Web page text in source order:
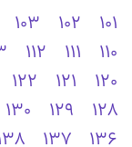
101
102
103
110
111
112
120
121
122
128
129
130
136
137